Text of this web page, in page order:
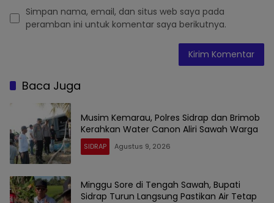
Simpan nama, email, dan situs web saya pada
peramban ini untuk komentar saya berikutnya.
Baca Juga
Musim Kemarau, Polres Sidrap dan Brimob
Kerahkan Water Canon Aliri Sawah Warga
SIDRAP Agustus 9, 2026
Minggu Sore di Tengah Sawah, Bupati
Sidrap Turun Langsung Pastikan Air Tetap